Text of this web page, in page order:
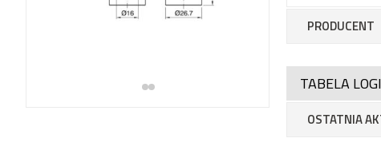
PRODUCENT
TABELA
OSTATNIA